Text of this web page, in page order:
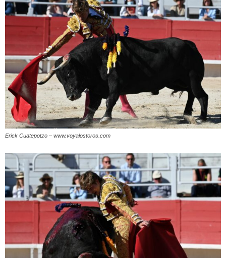
Erick Cuatepotzo – www.voyalostoros.com